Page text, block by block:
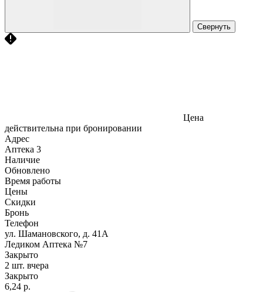
Свернуть
Цена
действительна при бронировании
Адрес
Аптека 3
Наличие
Обновлено
Время работы
Цены
Скидки
Бронь
Телефон
ул. Шамановского, д. 41А
Ледиком Аптека №7
Закрыто
2 шт. вчера
Закрыто
6,24 р.